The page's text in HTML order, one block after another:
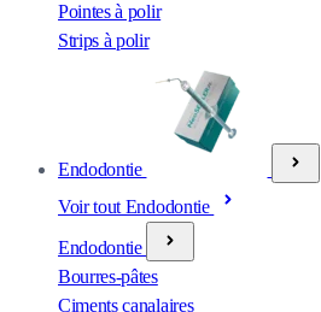
Pointes à polir
Strips à polir
Endodontie
Voir tout Endodontie
Endodontie
Bourres-pâtes
Ciments canalaires